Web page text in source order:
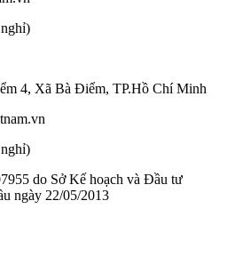
4, Xã Bà Điểm, TP.Hồ Chí Minh
do Sở Kế hoạch và Đầu tư
ngày 22/05/2013